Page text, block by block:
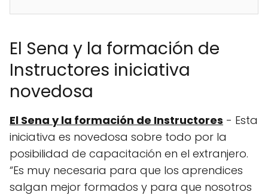
El Sena y la formación de
Instructores iniciativa
novedosa
El Sena y la formación de Instructores - Esta
iniciativa es novedosa sobre todo por la
posibilidad de capacitación en el extranjero.
“Es muy necesaria para que los aprendices
salgan mejor formados y para que nosotros